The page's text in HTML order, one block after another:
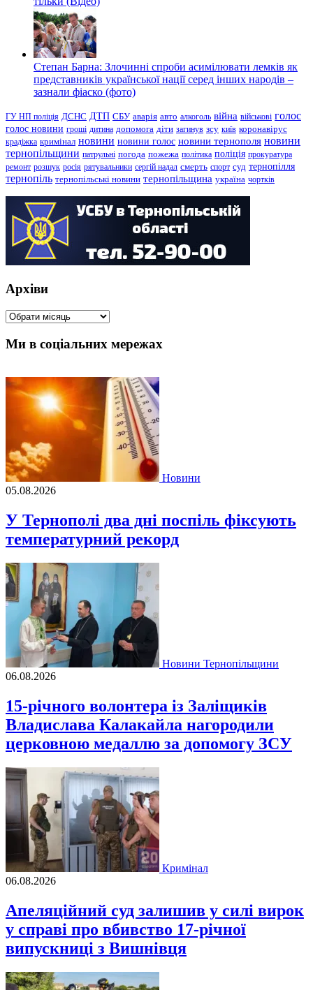
Степан Барна: Злочинні спроби асимілювати лемків як
представників української нації серед інших народів –
зазнали фіаско (фото)
ГУ НП поліція ДСНС ДТП СБУ аварія авто алкоголь війна військові голос
голос новини гроші дитина допомога діти загинув зсу київ коронавірус
крадіжка кримінал новини новини голос новини тернополя новини
тернопільщини патрульні погода пожежа політика поліція прокуратура
ремонт розшук росія рятувальники сергій надал смерть спорт суд тернопілля
тернопіль тернопільські новини тернопільщина україна чортків
Архіви
Архіви
Ми в соціальних мережах
Новини
05.08.2026
У Тернополі два дні поспіль фіксують
температурний рекорд
Новини Тернопільщини
06.08.2026
15-річного волонтера із Заліщиків
Владислава Калакайла нагородили
церковною медаллю за допомогу ЗСУ
Кримінал
06.08.2026
Апеляційний суд залишив у силі вирок
у справі про вбивство 17-річної
випускниці з Вишнівця